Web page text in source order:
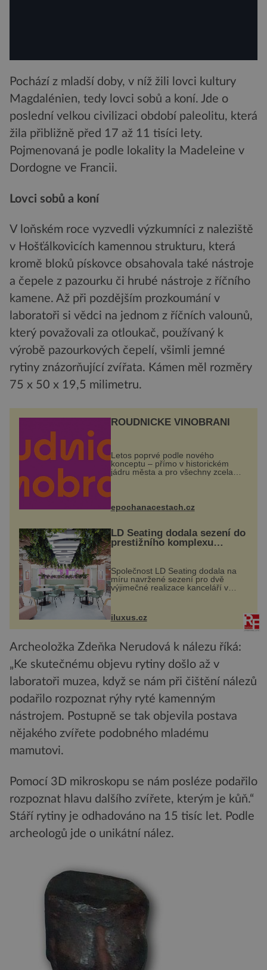
Pochází z mladší doby, v níž žili lovci kultury
Magdalénien, tedy lovci sobů a koní. Jde o
poslední velkou civilizaci období paleolitu, která
žila přibližně před 17 až 11 tisíci lety.
Pojmenovaná je podle lokality la Madeleine v
Dordogne ve Francii.
Lovci sobů a koní
V loňském roce vyzvedli výzkumníci z naleziště
v Hošťálkovicích kamennou strukturu, která
kromě bloků pískovce obsahovala také nástroje
a čepele z pazourku či hrubé nástroje z říčního
kamene. Až při pozdějším prozkoumání v
laboratoři si vědci na jednom z říčních valounů,
který považovali za otloukač, používaný k
výrobě pazourkových čepelí, všimli jemné
rytiny znázorňující zvířata. Kámen měl rozměry
75 x 50 x 19,5 milimetru.
ROUDNICKÉ VINOBRANÍ
Letos poprvé podle nového
konceptu – přímo v historickém
jádru města a pro všechny zcela
zdarma. Hlavní program se
náměstí. Návštěvníci se mohou těšit
na víno, burčák, pes...
epochanacestach.cz
LD Seating dodala sezení do
prestižního komplexu
MediaCityUK v Salfordu
Společnost LD Seating dodala na
míru navržené sezení pro dvě
výjimečné realizace kanceláří v
areálu MediaCityUK v anglickém
Tower a Orange Tower. Komplex
budov Media...
iluxus.cz
Archeoložka Zdeňka Nerudová k nálezu říká:
„Ke skutečnému objevu rytiny došlo až v
laboratoři muzea, když se nám při čištění nálezů
podařilo rozpoznat rýhy ryté kamenným
nástrojem. Postupně se tak objevila postava
nějakého zvířete podobného mladému
mamutovi.
Pomocí 3D mikroskopu se nám posléze podařilo
rozpoznat hlavu dalšího zvířete, kterým je kůň.“
Stáří rytiny je odhadováno na 15 tisíc let. Podle
archeologů jde o unikátní nález.